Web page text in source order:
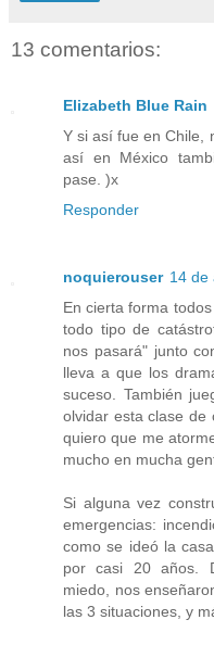
13 comentarios:
Elizabeth Blue Rain
Y si así fue en Chile,
así en México
pase. )x
Responder
noquierouser 14 de
En cierta forma
todo tipo de
nos pasará" junto
lleva a que los
suceso. También
olvidar esta clase de
quiero que me
mucho en mucha
Si alguna vez
emergencias:
como se ideó la
por casi 20 años.
miedo, nos
las 3 situaciones, y